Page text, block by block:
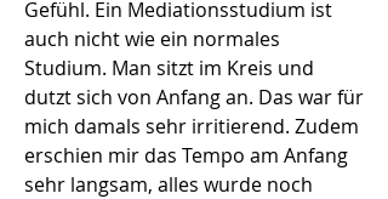
Gefühl. Ein Mediationsstudium ist
auch nicht wie ein normales
Studium. Man sitzt im Kreis und
dutzt sich von Anfang an. Das war für
mich damals sehr irritierend. Zudem
erschien mir das Tempo am Anfang
sehr langsam, alles wurde noch